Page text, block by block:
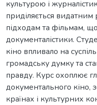
культурою і
приділяється
підходам та фільмам,
документалістики.
кіно впливало на
громадську думку та
правду. Курс охоплює
документального кіно,
країнах і культурних